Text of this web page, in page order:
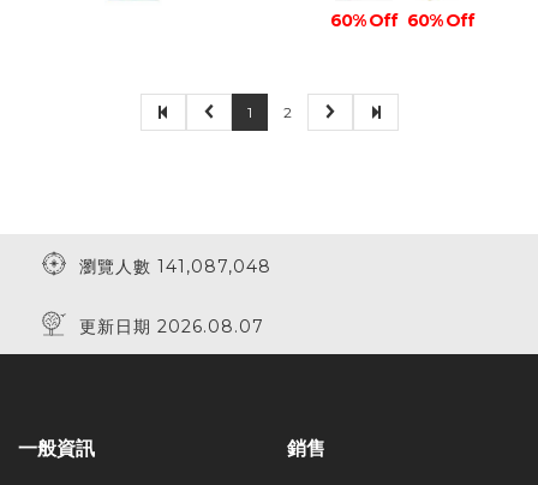
60% Off 60% Off
1 2
瀏覽人數 141,087,048
更新日期 2026.08.07
一般資訊 銷售